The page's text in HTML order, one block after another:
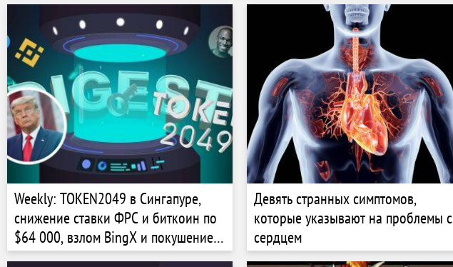
Weekly: TOKEN2049 в Сингапуре,
снижение ставки ФРС и биткоин по
$64 000, взлом BingX и покушение
на Трампа
Девять странных симптомов,
которые указывают на проблемы с
сердцем